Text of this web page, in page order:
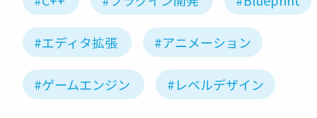
#エディタ拡張 #アニメーション
#ゲームエンジン #レベルデザイン